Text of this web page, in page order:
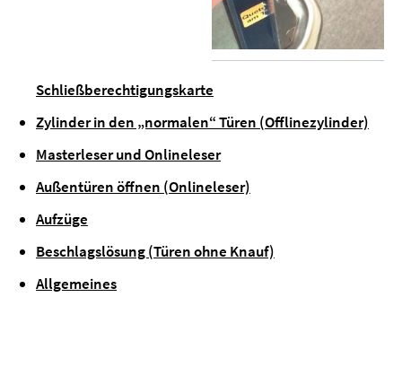
Schließberechtigungskarte
Zylinder in den „normalen“ Türen (Offlinezylinder)
Masterleser und Onlineleser
Außentüren öffnen (Onlineleser)
Aufzüge
Beschlagslösung (Türen ohne Knauf)
Allgemeines